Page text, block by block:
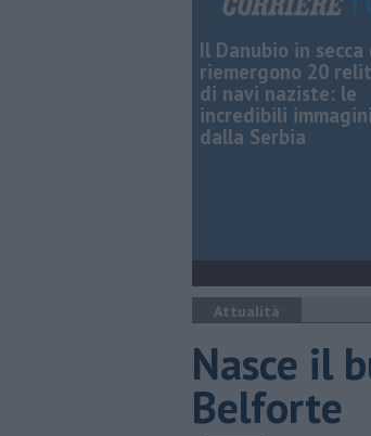
Il Danubio in secca
riemergono 20
di navi naziste: le
incredibili immagini
dalla Serbia
Attualità
Nasce il
Belforte